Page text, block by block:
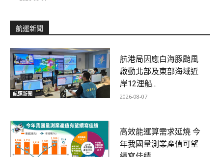
航運新聞
航運新聞
航港局因應白海豚颱風
啟動北部及東部海域近
岸12浬船...
2026-08-07
高效能運算需求延燒 今
年我國量測業產值可望